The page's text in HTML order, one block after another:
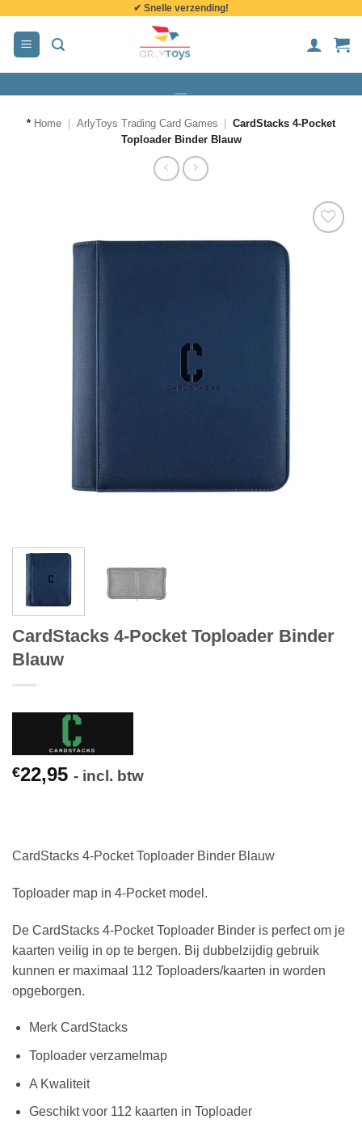
inhoud
✔ Snelle verzending!
* Home ArlyToys Trading Card Games
CardStacks 4-Pocket
Toploader Binder Blauw
CardStacks 4-Pocket Toploader Binder
Blauw
€22,95 - incl. btw
CardStacks 4-Pocket Toploader Binder Blauw
Toploader map in 4-Pocket model.
De CardStacks 4-Pocket Toploader Binder is perfect om je
kaarten veilig in op te bergen. Bij dubbelzijdig gebruik
kunnen er maximaal 112 Toploaders/kaarten in worden
opgeborgen.
Merk CardStacks
Toploader verzamelmap
A Kwaliteit
Geschikt voor 112 kaarten in Toploader